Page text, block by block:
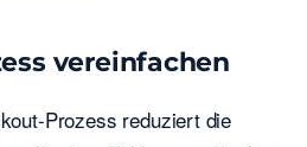
vereinfachen
Prozess reduziert die